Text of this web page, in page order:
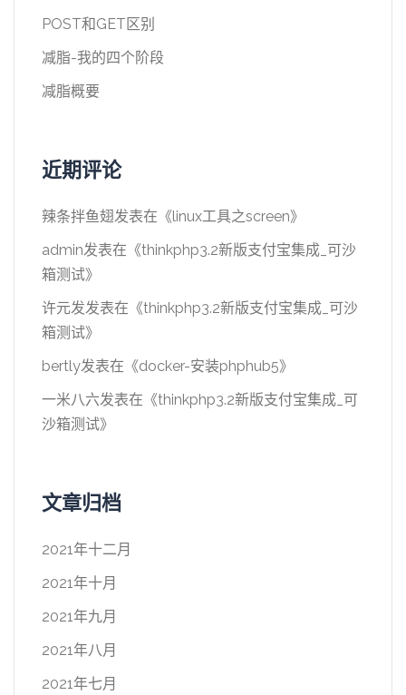
POST和GET区别
减脂-我的四个阶段
减脂概要
近期评论
辣条拌鱼翅发表在《linux工具之screen》
admin发表在《thinkphp3.2新版支付宝集成_可沙
箱测试》
许元发发表在《thinkphp3.2新版支付宝集成_可沙
箱测试》
bertly发表在《docker-安装phphub5》
一米八六发表在《thinkphp3.2新版支付宝集成_可
沙箱测试》
文章归档
2021年十二月
2021年十月
2021年九月
2021年八月
2021年七月